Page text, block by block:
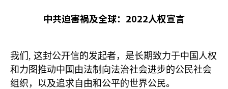
中共迫害祸及全球：2022人权宣言
我们 , 这封公开信的发起者，是长期致力于中国人权
和力图推动中国由法制向法治社会进步的公民社会
组织，以及追求自由和公平的世界公民。